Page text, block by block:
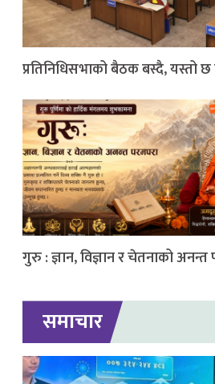
प्रतिनिधिसभाको बैठक बस्दै, यस्तो छ
गुरु : ज्ञान, विज्ञान र चेतनाको अनन्त
समाचार